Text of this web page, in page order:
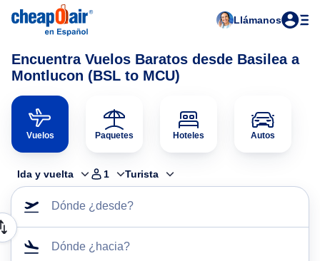
Llámanos
Encuentra Vuelos Baratos desde Basilea a
Montlucon (BSL to MCU)
Vuelos Paquetes Hoteles Autos
Ida y vuelta 1 Turista
Dónde ¿desde?
Dónde ¿hacia?